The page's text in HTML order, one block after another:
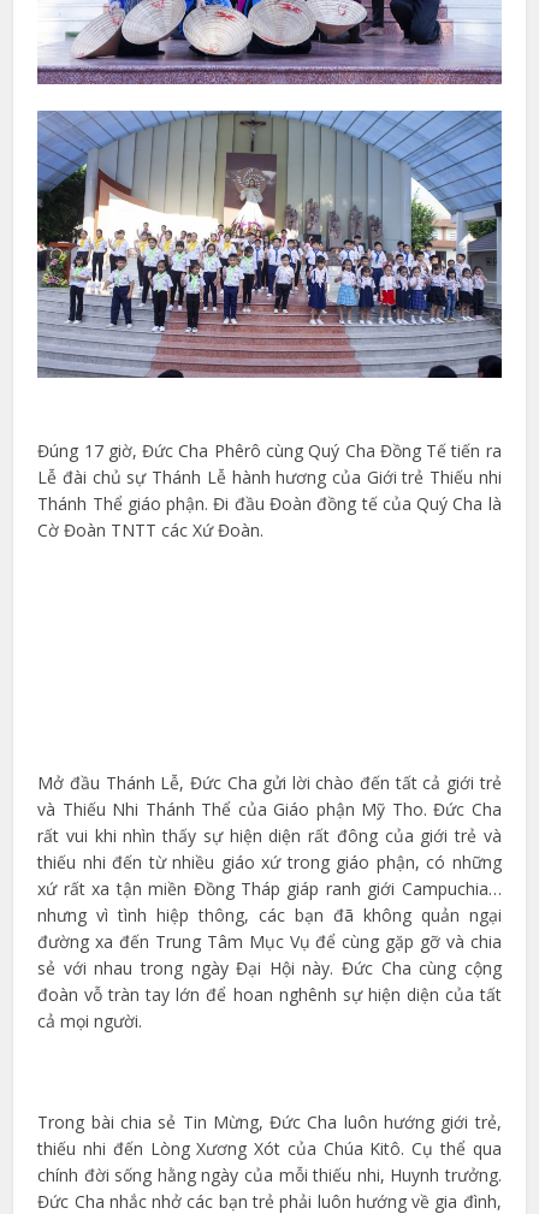
Đúng 17 giờ, Đức Cha Phêrô cùng Quý Cha Đồng Tế tiến ra
Lễ đài chủ sự Thánh Lễ hành hương của Giới trẻ Thiếu nhi
Thánh Thể giáo phận. Đi đầu Đoàn đồng tế của Quý Cha là
Cờ Đoàn TNTT các Xứ Đoàn.
Mở đầu Thánh Lễ, Đức Cha gửi lời chào đến tất cả giới trẻ
và Thiếu Nhi Thánh Thể của Giáo phận Mỹ Tho. Đức Cha
rất vui khi nhìn thấy sự hiện diện rất đông của giới trẻ và
thiếu nhi đến từ nhiều giáo xứ trong giáo phận, có những
xứ rất xa tận miền Đồng Tháp giáp ranh giới Campuchia…
nhưng vì tình hiệp thông, các bạn đã không quản ngại
đường xa đến Trung Tâm Mục Vụ để cùng gặp gỡ và chia
sẻ với nhau trong ngày Đại Hội này. Đức Cha cùng cộng
đoàn vỗ tràn tay lớn để hoan nghênh sự hiện diện của tất
cả mọi người.
Trong bài chia sẻ Tin Mừng, Đức Cha luôn hướng giới trẻ,
thiếu nhi đến Lòng Xương Xót của Chúa Kitô. Cụ thể qua
chính đời sống hằng ngày của mỗi thiếu nhi, Huynh trưởng.
Đức Cha nhắc nhở các bạn trẻ phải luôn hướng về gia đình,